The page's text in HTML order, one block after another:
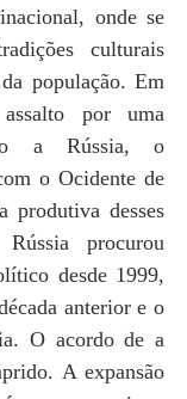
onde se
culturais
população. Em
por uma
a Rússia, o
o Ocidente de
produtiva desses
procurou
desde 1999,
anterior e o
O acordo de a
A expansão